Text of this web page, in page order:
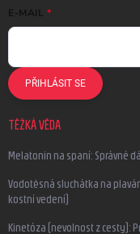
E-MAIL
PŘIHLÁSIT SE
TĚŽKÁ VĚDA
Melatonin na spaní: Správné
Vodotěsná sluchátka na
kostní vedení)
Kinetóza (nevolnost z cesty):